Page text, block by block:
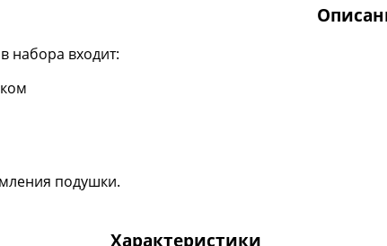
набора входит:
подушки.
Характеристики